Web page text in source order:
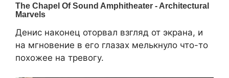
Денис наконец оторвал взгляд от экрана, и
на мгновение в его глазах мелькнуло что-то
похожее на тревогу.